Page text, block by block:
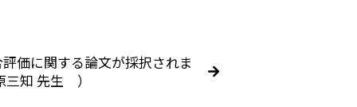
価に関する論文が採択されま
三知 先生 ）